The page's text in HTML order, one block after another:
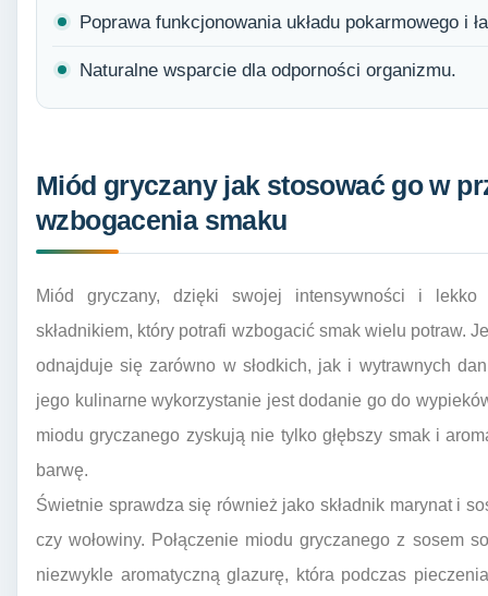
Poprawa funkcjonowania układu pokarmowego i
Naturalne wsparcie dla odporności organizmu.
Miód gryczany jak stosować go w
wzbogacenia smaku
Miód gryczany, dzięki swojej intensywności i lekko
składnikiem, który potrafi wzbogacić smak wielu potraw.
odnajduje się zarówno w słodkich, jak i wytrawnych
jego kulinarne wykorzystanie jest dodanie go do
miodu gryczanego zyskują nie tylko głębszy smak i
barwę.
Świetnie sprawdza się również jako składnik marynat i
czy wołowiny. Połączenie miodu gryczanego z sosem
niezwykle aromatyczną glazurę, która podczas